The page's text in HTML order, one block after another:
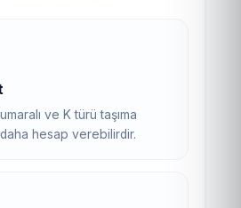
ve K türü taşıma
hesap verebilirdir.